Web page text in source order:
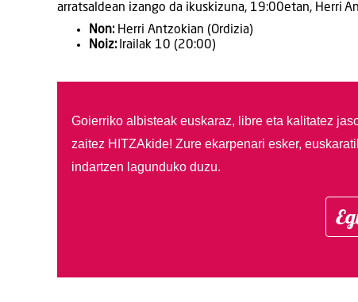
arratsaldean izango da ikuskizuna, 19:00etan, Herri
Non: Herri Antzokian (Ordizia)
Noiz: Irailak 10 (20:00)
Goierriko albisteak euskaraz, libre eta kalitatez
zaitez HITZAkide! Zure ekarpenari esker,
indartzen lagunduko duzu.